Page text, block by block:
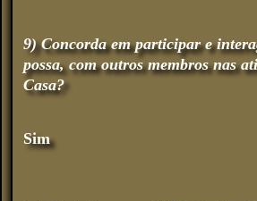
9) Concorda em participar e
possa, com outros membros nas
Casa?
Sim